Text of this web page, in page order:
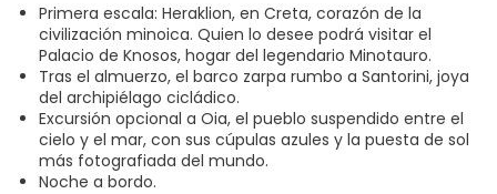
Primera escala: Heraklion, en Creta, corazón de la
civilización minoica. Quien lo desee podrá visitar el
Palacio de Knosos, hogar del legendario Minotauro.
Tras el almuerzo, el barco zarpa rumbo a Santorini, joya
del archipiélago cicládico.
Excursión opcional a Oia, el pueblo suspendido entre el
cielo y el mar, con sus cúpulas azules y la puesta de sol
más fotografiada del mundo.
Noche a bordo.